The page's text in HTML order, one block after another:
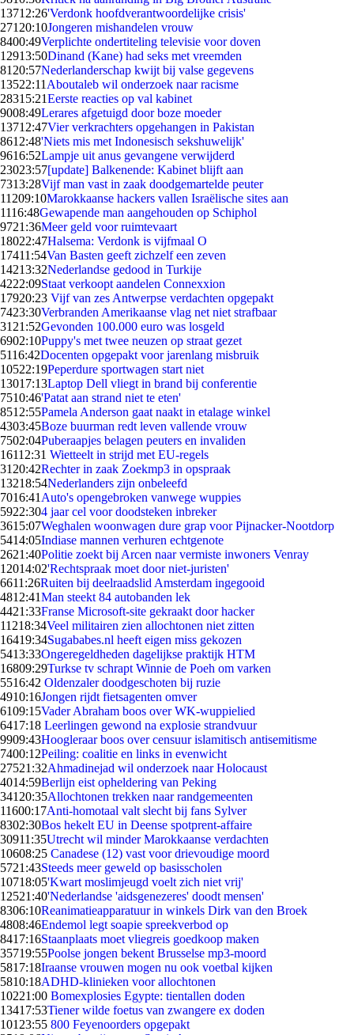
13712:26'Verdonk hoofdverantwoordelijke crisis'
271 20:10Jongeren mishandelen vrouw
8400:49Verplichte ondertiteling televisie voor doven
12913:50Dinand (Kane) had seks met vreemden
81 20:57Nederlanderschap kwijt bij valse gegevens
13522:11 Aboutaleb wil onderzoek naar racisme
28315:21Eerste reacties op val kabinet
9008:49Lerares afgetuigd door boze moeder
13712:47Vier verkrachters opgehangen in Pakistan
8612:48'Niets mis met Indonesisch sekshuwelijk'
9616:52Lampje uit anus gevangene verwijderd
23023:57[update] Balkenende: Kabinet blijft aan
7313:28Vijf man vast in zaak doodgemartelde peuter
11209:10Marokkaanse hackers vallen Israëlische sites aan
1116:48Gewapende man aangehouden op Schiphol
9721:36Meer geld voor ruimtevaart
18022:47Halsema: Verdonk is vijfmaal O
17411:54Van Basten geeft zichzelf een zeven
14213:32Nederlandse gedood in Turkije
4222:09Staat verkoopt aandelen Connexxion
17920:23 Vijf van zes Antwerpse verdachten opgepakt
7423:30Verbranden Amerikaanse vlag net niet strafbaar
31 21:52Gevonden 100.000 euro was losgeld
6902:10Puppy's met twee neuzen op straat gezet
5116:42Docenten opgepakt voor jarenlang misbruik
10522:19Peperdure sportwagen start niet
13017:13Laptop Dell vliegt in brand bij conferentie
7510:46'Patat aan strand niet te eten'
8512:55Pamela Anderson gaat naakt in etalage winkel
4303:45Boze buurman redt leven vallende vrouw
7502:04Puberaapjes belagen peuters en invaliden
16112:31 Wietteelt in strijd met EU-regels
31 20:42Rechter in zaak Zoekmp3 in opspraak
13218:54Nederlanders zijn onbeleefd
7016:41 Auto's opengebroken vanwege wuppies
5922:304 jaar cel voor doodsteken inbreker
3615:07Weghalen woonwagen dure grap voor Pijnacker-Nootdorp
5414:05Indiase mannen verhuren echtgenote
2621:40Politie zoekt bij Arcen naar vermiste inwoners Venray
12014:02'Rechtspraak moet door niet-juristen'
6611:26Ruiten bij deelraadslid Amsterdam ingegooid
4812:41Man steekt 84 autobanden lek
4421:33Franse Microsoft-site gekraakt door hacker
11218:34Veel militairen zien allochtonen niet zitten
16419:34Sugababes.nl heeft eigen miss gekozen
5413:33Ongeregeldheden dagelijkse praktijk HTM
16809:29Turkse tv schrapt Winnie de Poeh om varken
5516:42 Oldenzaler doodgeschoten bij ruzie
4910:16Jongen rijdt fietsagenten omver
6109:15Vader Abraham boos over WK-wuppielied
6417:18 Leerlingen gewond na explosie strandvuur
9909:43Hoogleraar boos over censuur islamitisch antisemitisme
7400:12Peiling: coalitie en links in evenwicht
27521:32Ahmadinejad wil onderzoek naar Holocaust
4014:59Berlijn eist opheldering van Peking
341 20:35Allochtonen trekken naar randgemeenten
11600:17Anti-homotaal valt slecht bij fans Sylver
8302:30Bos hekelt EU in Deense spotprent-affaire
30911:35Utrecht wil minder Marokkaanse verdachten
10608:25 Canadese (12) vast voor drievoudige moord
5721:43Steeds meer geweld op basisscholen
10718:05'Kwart moslimjeugd voelt zich niet vrij'
12521:40'Nederlandse 'aidsgenezeres' doodt mensen'
8306:10Reanimatieapparatuur in winkels Dirk van den Broek
4808:46Endemol legt soapie spreekverbod op
8417:16Staanplaats moet vliegreis goedkoop maken
35719:55Poolse jongen bekent Brusselse mp3-moord
5817:18Iraanse vrouwen mogen nu ook voetbal kijken
5810:18ADHD-klinieken voor allochtonen
10221:00 Bomexplosies Egypte: tientallen doden
13417:53Tiener wilde foetus van zwangere ex doden
101 23:55 800 Feyenoorders opgepakt